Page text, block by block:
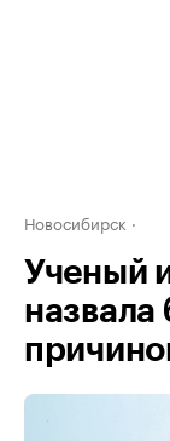
Новосибирск
Ученый
назвала